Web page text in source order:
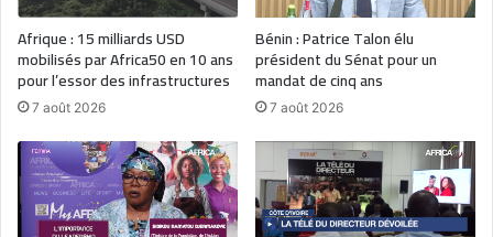
Afrique : 15 milliards USD
mobilisés par Africa50 en 10 ans
pour l’essor des infrastructures
7 août 2026
Bénin : Patrice Talon élu
président du Sénat pour un
mandat de cinq ans
7 août 2026